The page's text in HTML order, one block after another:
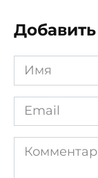
Имя
*
Email
*